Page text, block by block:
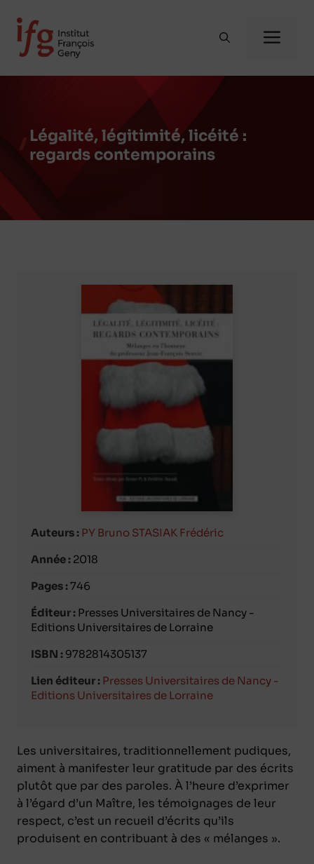
contenu
Légalité, légitimité, licéité :
regards contemporains
Auteurs : PY Bruno STASIAK Frédéric
Année : 2018
Pages :746
Éditeur : Presses Universitaires de Nancy -
Editions Universitaires de Lorraine
ISBN : 9782814305137
Lien éditeur : Presses Universitaires de Nancy -
Editions Universitaires de Lorraine
Les universitaires, traditionnellement pudiques,
aiment à manifester leur gratitude par des écrits
plutôt que par des paroles. À l’heure d’exprimer
à l’égard d’un Maître, les témoignages de leur
respect, c’est un recueil d’écrits qu’ils
produisent en contribuant à des « mélanges ».